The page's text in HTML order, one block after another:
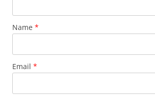
Name *
Email *